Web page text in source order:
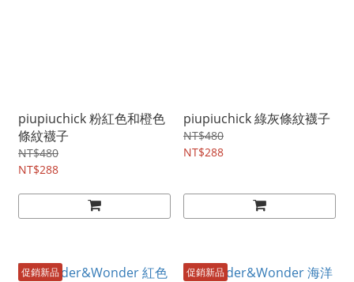
piupiuchick 粉紅色和橙色
條紋襪子
NT$480
NT$288
piupiuchick 綠灰條紋襪子
NT$480
NT$288
促銷新品 促銷新品